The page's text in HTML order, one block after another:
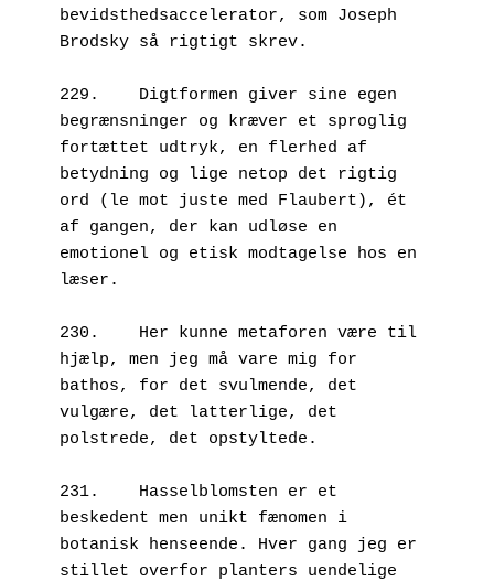
bevidsthedsaccelerator, som Joseph
Brodsky så rigtigt skrev.
229.	Digtformen giver sine egen
begrænsninger og kræver et sproglig
fortættet udtryk, en flerhed af
betydning og lige netop det rigtig
ord (le mot juste med Flaubert), ét
af gangen, der kan udløse en
emotionel og etisk modtagelse hos en
læser.
230.	Her kunne metaforen være til
hjælp, men jeg må vare mig for
bathos, for det svulmende, det
vulgære, det latterlige, det
polstrede, det opstyltede.
231.	Hasselblomsten er et
beskedent men unikt fænomen i
botanisk henseende. Hver gang jeg er
stillet overfor planters uendelige